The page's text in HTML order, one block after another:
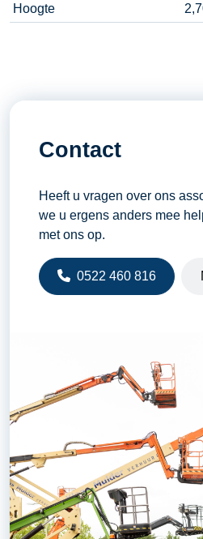
Hoogte
Contact
Heeft u vragen over ons
we u ergens anders mee
met ons op.
0522 460 816